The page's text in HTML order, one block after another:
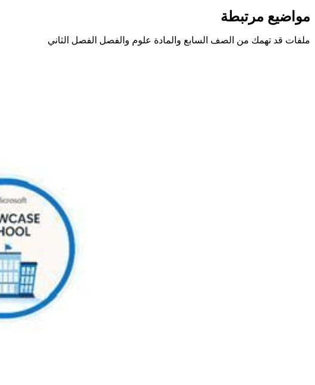
مواضيع مرتبطة
ملفات قد تهمك من الصف السابع والمادة علوم والفصل الفصل الثاني